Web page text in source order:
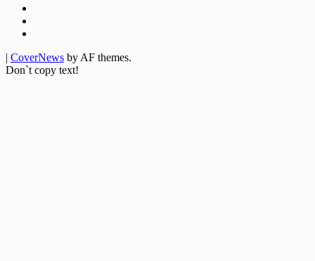
| CoverNews by AF themes.
Don`t copy text!